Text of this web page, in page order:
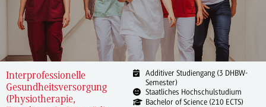
Interprofessionelle
Gesundheitsversorgung
(Physiotherapie,
Additiver Studiengang (3 DHBW-
Semester)
Staatliches Hochschulstudium
Bachelor of Science (210 ECTS)